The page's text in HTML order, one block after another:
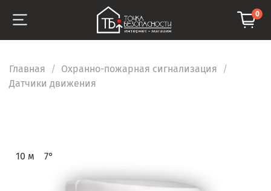
0
Главная
Охранно-пожарная сигнализация
Датчики движения
10 м 7°